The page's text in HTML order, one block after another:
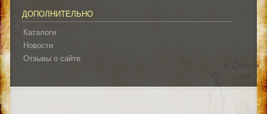
ДОПОЛНИТЕЛЬНО
Каталоги
Новости
Отзывы о сайте